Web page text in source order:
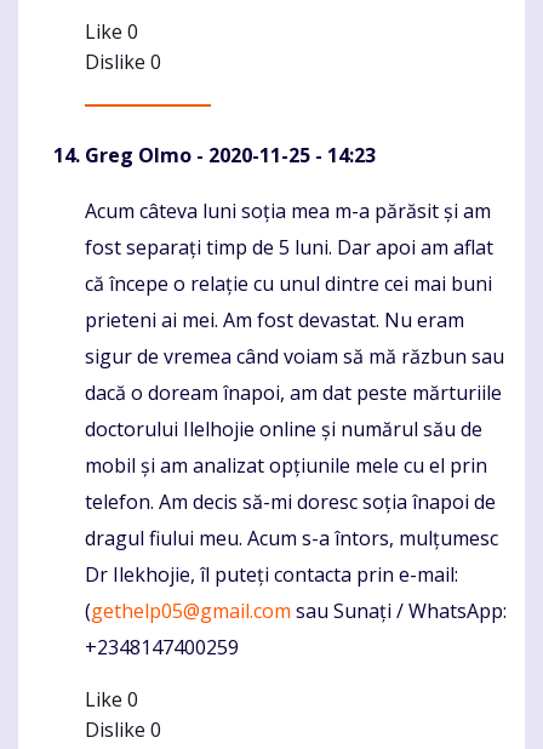
Like 0
Dislike 0
Greg Olmo - 2020-11-25 - 14:23
Komentaras
Acum câteva luni soția mea m-a părăsit și am
fost separați timp de 5 luni. Dar apoi am aflat
că începe o relație cu unul dintre cei mai buni
prieteni ai mei. Am fost devastat. Nu eram
sigur de vremea când voiam să mă răzbun sau
dacă o doream înapoi, am dat peste mărturiile
doctorului Ilelhojie online și numărul său de
mobil și am analizat opțiunile mele cu el prin
telefon. Am decis să-mi doresc soția înapoi de
dragul fiului meu. Acum s-a întors, mulțumesc
Dr Ilekhojie, îl puteți contacta prin e-mail:
(gethelp05@gmail.com sau Sunați / WhatsApp:
+2348147400259
Like 0
Dislike 0